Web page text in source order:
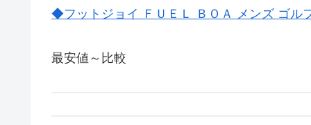
◆フットジョイ ＦＵＥＬ ＢＯＡ メンズ ゴル
最安値～比較